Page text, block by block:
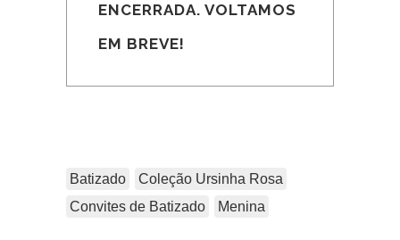
ENCERRADA. VOLTAMOS
EM BREVE!
Batizado
Coleção Ursinha Rosa
Convites de Batizado
Menina